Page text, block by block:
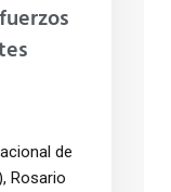
de
Rosario